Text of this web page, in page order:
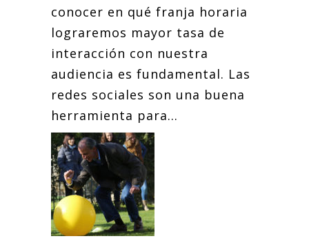
conocer en qué franja horaria
lograremos mayor tasa de
interacción con nuestra
audiencia es fundamental. Las
redes sociales son una buena
herramienta para...